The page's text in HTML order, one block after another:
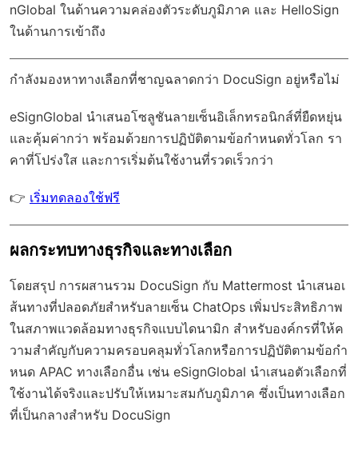
nGlobal ในด้านความคล่องตัวระดับภูมิภาค และ HelloSign
ในด้านการเข้าถึง
กำลังมองหาทางเลือกที่ชาญฉลาดกว่า DocuSign อยู่หรือไม่
eSignGlobal นำเสนอโซลูชันลายเซ็นอิเล็กทรอนิกส์ที่ยืดหยุ่น
และคุ้มค่ากว่า พร้อมด้วยการปฏิบัติตามข้อกำหนดทั่วโลก รา
คาที่โปร่งใส และการเริ่มต้นใช้งานที่รวดเร็วกว่า
👉 เริ่มทดลองใช้ฟรี
ผลกระทบทางธุรกิจและทางเลือก
โดยสรุป การผสานรวม DocuSign กับ Mattermost นำเสนอเ
ส้นทางที่ปลอดภัยสำหรับลายเซ็น ChatOps เพิ่มประสิทธิภาพ
ในสภาพแวดล้อมทางธุรกิจแบบไดนามิก สำหรับองค์กรที่ให้ค
วามสำคัญกับความครอบคลุมทั่วโลกหรือการปฏิบัติตามข้อกำ
หนด APAC ทางเลือกอื่น เช่น eSignGlobal นำเสนอตัวเลือกที่
ใช้งานได้จริงและปรับให้เหมาะสมกับภูมิภาค ซึ่งเป็นทางเลือก
ที่เป็นกลางสำหรับ DocuSign